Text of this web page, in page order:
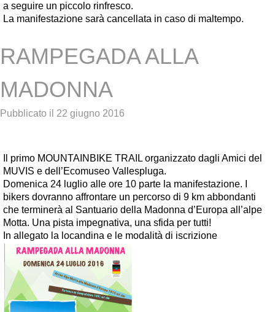
a seguire un piccolo rinfresco.
La manifestazione sarà cancellata in caso di maltempo.
RAMPEGADA ALLA
MADONNA
Pubblicato il 22 giugno 2016
Il primo MOUNTAINBIKE TRAIL organizzato dagli Amici del
MUVIS e dell’Ecomuseo Vallespluga.
Domenica 24 luglio alle ore 10 parte la manifestazione. I
bikers dovranno affrontare un percorso di 9 km abbondanti
che terminerà al Santuario della Madonna d’Europa all’alpe
Motta. Una pista impegnativa, una sfida per tutti!
In allegato la locandina e le modalità di iscrizione